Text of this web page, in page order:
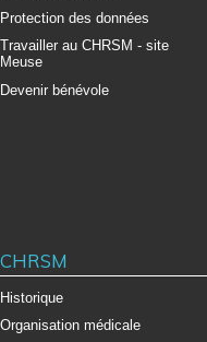
Protection des données
Travailler au CHRSM - site
Meuse
Devenir bénévole
CHRSM
Historique
Organisation médicale